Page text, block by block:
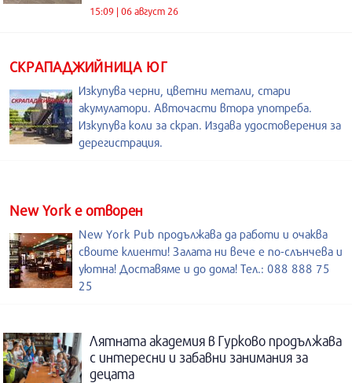
15:09 | 06 август 26
СКРАПАДЖИЙНИЦА ЮГ
Изкупува черни, цветни метали, стари
акумулатори. Авточасти втора употреба.
Изкупува коли за скрап. Издава удостоверения за
дерегистрация.
New York е отворен
New York Pub продължава да работи и очаква
своите клиенти! Залата ни вече е по-слънчева и
уютна! Доставяме и до дома! Тел.: 088 888 75
25
Лятната академия в Гурково продължава
с интересни и забавни занимания за
децата